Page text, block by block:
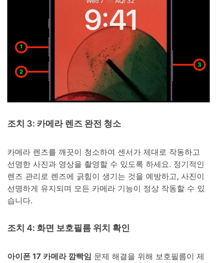
조치 3: 카메라 렌즈 완전 청소
카메라 렌즈를 깨끗이 청소하여 센서가 제대로 작동하고
선명한 사진과 영상을 촬영할 수 있도록 하세요. 정기적인
렌즈 관리로 렌즈에 긁힘이 생기는 것을 예방하고, 사진이
선명하게 유지되며 모든 카메라 기능이 정상 작동할 수 있
습니다.
조치 4: 화면 보호필름 위치 확인
아이폰 17 카메라 깜빡임 문제 해결을 위해 보호필름이 제